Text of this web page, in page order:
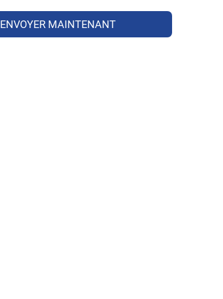
ENVOYER MAINTENANT